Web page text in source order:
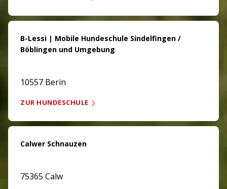
B-Lessi | Mobile Hundeschule Sindelfingen /
Böblingen und Umgebung
10557 Berin
ZUR HUNDESCHULE
Calwer Schnauzen
75365 Calw